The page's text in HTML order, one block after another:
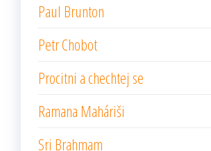
Paul Brunton
Petr Chobot
Procitni a chechtej se
Ramana Maháriši
Sri Brahmam